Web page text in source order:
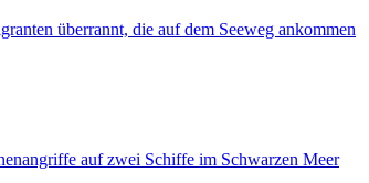
überrannt, die auf dem Seeweg ankommen
auf zwei Schiffe im Schwarzen Meer